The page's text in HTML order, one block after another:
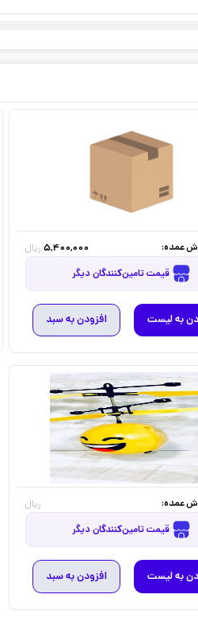
عمده: 5,400,000 ریال
قیمت تامین‌کنندگان دیگر
به لیست افزودن به سبد
عمده: ریال
قیمت تامین‌کنندگان دیگر
به لیست افزودن به سبد